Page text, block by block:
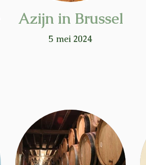
Azijn in Brussel
5 mei 2024